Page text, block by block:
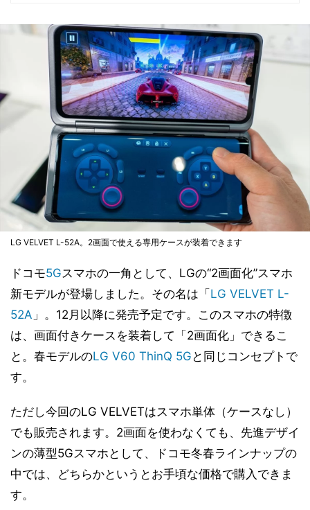
LG VELVET L-52A。2画面で使える専用ケースが装着できます
ドコモ5Gスマホの一角として、LGの“2画面化”スマホ
新モデルが登場しました。その名は「LG VELVET L-
52A 」。12月以降に発売予定です。このスマホの特徴
は、画面付きケースを装着して「2画面化」できるこ
と。春モデルのLG V60 ThinQ 5G と同じコンセプトで
す。
ただし今回のLG VELVETはスマホ単体（ケースなし）
でも販売されます。2画面を使わなくても、先進デザイ
ンの薄型5Gスマホとして、ドコモ冬春ラインナップの
中では、どちらかというとお手頃な価格で購入できま
す。